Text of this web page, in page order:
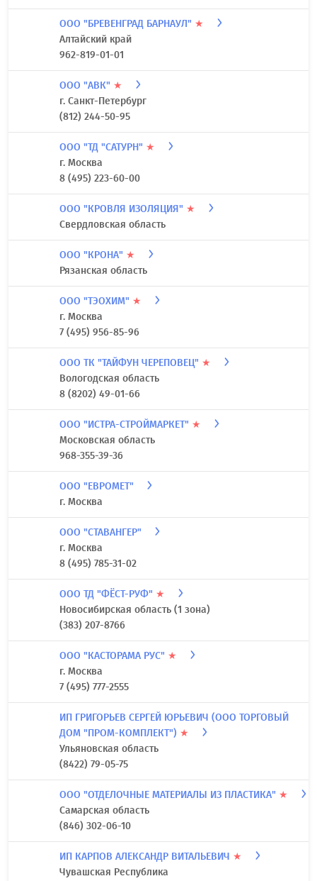
ООО "БРЕВЕНГРАД БАРНАУЛ" ★
Алтайский край
962-819-01-01
ООО "АВК" ★
г. Санкт-Петербург
(812) 244-50-95
ООО "ТД "САТУРН" ★
г. Москва
8 (495) 223-60-00
ООО "КРОВЛЯ ИЗОЛЯЦИЯ" ★
Свердловская область
ООО "КРОНА" ★
Рязанская область
ООО "ТЭОХИМ" ★
г. Москва
7 (495) 956-85-96
ООО ТК "ТАЙФУН ЧЕРЕПОВЕЦ" ★
Вологодская область
8 (8202) 49-01-66
ООО "ИСТРА-СТРОЙМАРКЕТ" ★
Московская область
968-355-39-36
ООО "ЕВРОМЕТ"
г. Москва
ООО "СТАВАНГЕР"
г. Москва
8 (495) 785-31-02
ООО ТД "ФЁСТ-РУФ" ★
Новосибирская область (1 зона)
(383) 207-8766
ООО "КАСТОРАМА РУС" ★
г. Москва
7 (495) 777-2555
ИП ГРИГОРЬЕВ СЕРГЕЙ ЮРЬЕВИЧ (ООО ТОРГОВЫЙ
ДОМ "ПРОМ-КОМПЛЕКТ") ★
Ульяновская область
(8422) 79-05-75
ООО "ОТДЕЛОЧНЫЕ МАТЕРИАЛЫ ИЗ ПЛАСТИКА" ★
Самарская область
(846) 302-06-10
ИП КАРПОВ АЛЕКСАНДР ВИТАЛЬЕВИЧ ★
Чувашская Республика